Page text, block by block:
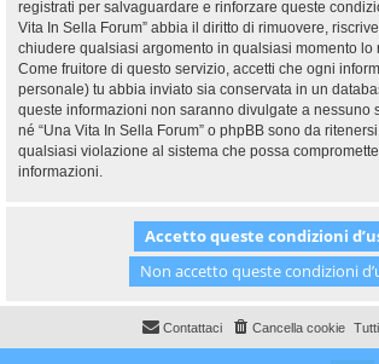
registrati per salvaguardare e rinforzare queste
Vita In Sella Forum” abbia il diritto di rimuovere,
chiudere qualsiasi argomento in qualsiasi momento lo
Come fruitore di questo servizio, accetti che ogni
personale) tu abbia inviato sia conservata in un
queste informazioni non saranno divulgate a nessuno
né “Una Vita In Sella Forum” o phpBB sono da
qualsiasi violazione al sistema che possa
informazioni.
Cancella cookie
Contattaci